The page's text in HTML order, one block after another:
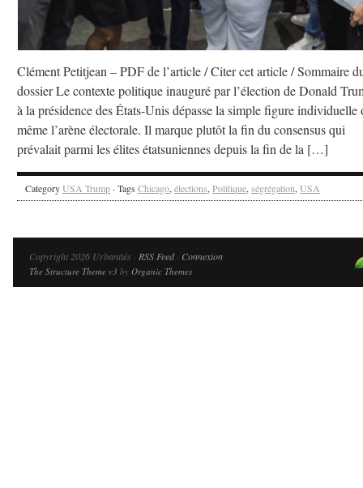
Clément Petitjean – PDF de l’article / Citer cet article / Sommaire
dossier Le contexte politique inauguré par l’élection de Donald
à la présidence des États-Unis dépasse la simple figure individuelle
même l’arène électorale. Il marque plutôt la fin du consensus qui
prévalait parmi les élites étatsuniennes depuis la fin de la […]
CategoryUSA Trump · Tags Chicago, élections, Politique, ségrégation, USA
Copyright 2026 Urbanités · RSS Feed· Connexion
The Structure Theme v3 by Organic Themes